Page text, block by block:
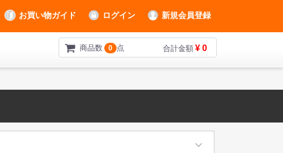
お買い物ガイド ログイン 新規会員登録
商品数 0 点 合計金額 ¥ 0